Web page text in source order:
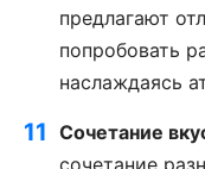
предлагают
попробовать
наслаждаясь
Сочетание